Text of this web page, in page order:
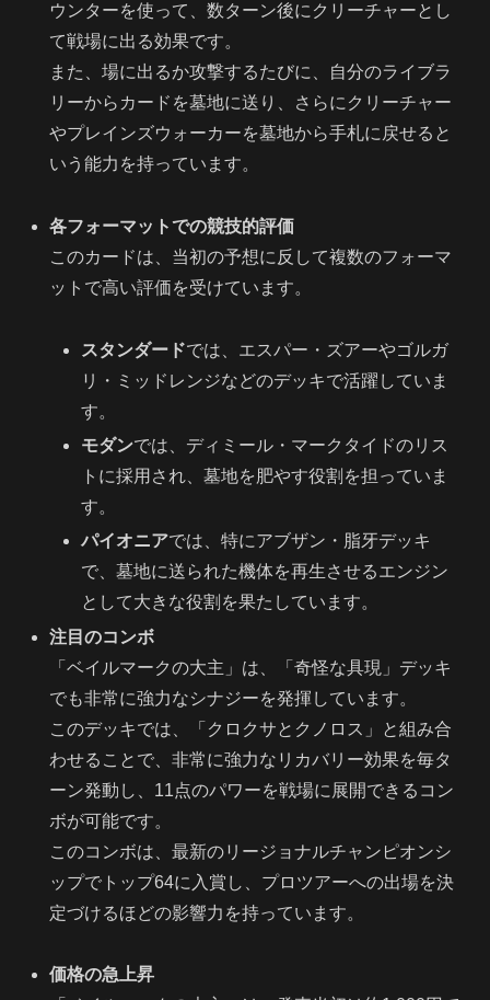
ウンターを使って、数ターン後にクリーチャーとし
て戦場に出る効果です。
また、場に出るか攻撃するたびに、自分のライブラ
リーからカードを墓地に送り、さらにクリーチャー
やプレインズウォーカーを墓地から手札に戻せると
いう能力を持っています。
各フォーマットでの競技的評価
このカードは、当初の予想に反して複数のフォーマ
ットで高い評価を受けています。
スタンダードでは、エスパー・ズアーやゴルガ
リ・ミッドレンジなどのデッキで活躍していま
す。
モダンでは、ディミール・マークタイドのリス
トに採用され、墓地を肥やす役割を担っていま
す。
パイオニアでは、特にアブザン・脂牙デッキ
で、墓地に送られた機体を再生させるエンジン
として大きな役割を果たしています。
注目のコンボ
「ベイルマークの大主」は、「奇怪な具現」デッキ
でも非常に強力なシナジーを発揮しています。
このデッキでは、「クロクサとクノロス」と組み合
わせることで、非常に強力なリカバリー効果を毎タ
ーン発動し、11点のパワーを戦場に展開できるコン
ボが可能です。
このコンボは、最新のリージョナルチャンピオンシ
ップでトップ64に入賞し、プロツアーへの出場を決
定づけるほどの影響力を持っています。
価格の急上昇